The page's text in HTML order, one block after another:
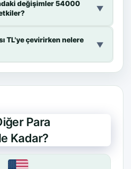
değişimler 54000
▼
TL'ye çevirirken nelere
▼
Para
Kadar?